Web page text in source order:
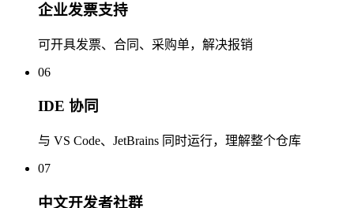
企业发票支持
可开具发票、合同、采购单，解决报销
06
IDE 协同
与 VS Code、JetBrains 同时运行，理解整个仓库
07
中文开发者社群